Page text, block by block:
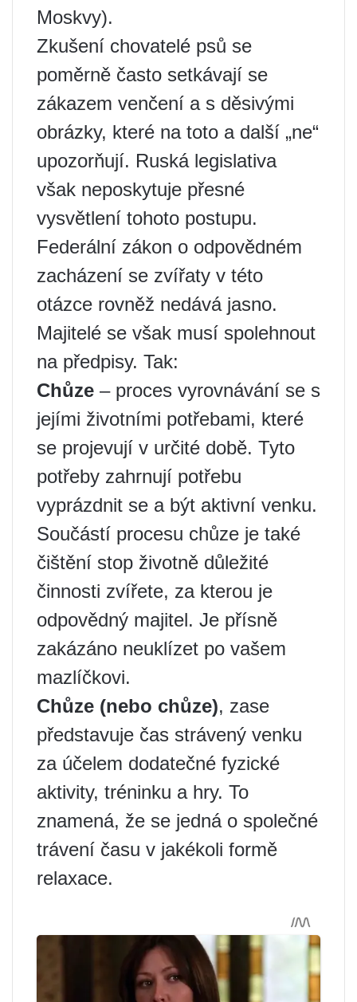
Moskvy).
Zkušení chovatelé psů se
poměrně často setkávají se
zákazem venčení a s děsivými
obrázky, které na toto a další „ne“
upozorňují. Ruská legislativa
však neposkytuje přesné
vysvětlení tohoto postupu.
Federální zákon o odpovědném
zacházení se zvířaty v této
otázce rovněž nedává jasno.
Majitelé se však musí spolehnout
na předpisy. Tak:
Chůze – proces vyrovnávání se s
jejími životními potřebami, které
se projevují v určité době. Tyto
potřeby zahrnují potřebu
vyprázdnit se a být aktivní venku.
Součástí procesu chůze je také
čištění stop životně důležité
činnosti zvířete, za kterou je
odpovědný majitel. Je přísně
zakázáno neuklízet po vašem
mazlíčkovi.
Chůze (nebo chůze), zase
představuje čas strávený venku
za účelem dodatečné fyzické
aktivity, tréninku a hry. To
znamená, že se jedná o společné
trávení času v jakékoli formě
relaxace.